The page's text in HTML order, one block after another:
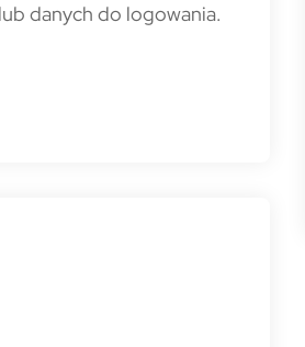
danych do logowania.